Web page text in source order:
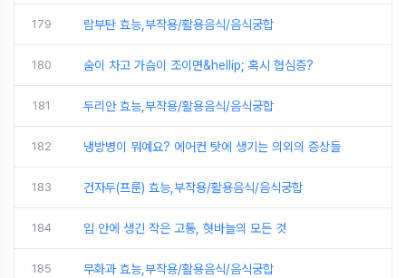
179 람부탄 효능,부작용/활용음식/음식궁합
180 숨이 차고 가슴이 조이면&hellip; 혹시 협심증?
181 두리안 효능,부작용/활용음식/음식궁합
182 냉방병이 뭐예요? 에어컨 탓에 생기는 의외의 증상들
183 건자두(프룬) 효능,부작용/활용음식/음식궁합
184 입 안에 생긴 작은 고통, 혓바늘의 모든 것
185 무화과 효능,부작용/활용음식/음식궁합